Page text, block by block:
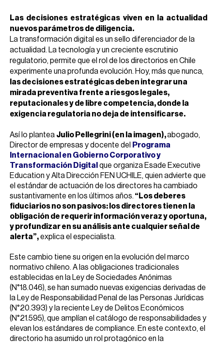
Las decisiones estratégicas viven en la actualidad
nuevos parámetros de diligencia.
La transformación digital es un sello diferenciador de la
actualidad. La tecnología y un creciente escrutinio
regulatorio, permite que el rol de los directorios en Chile
experimente una profunda evolución. Hoy, más que nunca,
las decisiones estratégicas deben integrar una
mirada preventiva frente a riesgos legales,
reputacionales y de libre competencia, donde la
exigencia regulatoria no deja de intensificarse.
Así lo plantea Julio Pellegrini (en la imagen),abogado,
Director de empresas y docente del
Programa
Internacional en Gobierno Corporativo y
Transformación Digital que organiza Esade Executive
Education y Alta Dirección FEN UCHILE, quien advierte que
el estándar de actuación de los directores ha cambiado
sustantivamente en los últimos años. “Los deberes
fiduciarios no son pasivos: los directores tienen la
obligación de requerir información veraz y oportuna,
y profundizar en su análisis ante cualquier señal de
alerta”,explica el especialista.
Este cambio tiene su origen en la evolución del marco
normativo chileno. A las obligaciones tradicionales
establecidas en la Ley de Sociedades Anónimas
(N°18.046), se han sumado nuevas exigencias derivadas de
la Ley de Responsabilidad Penal de las Personas Jurídicas
(N°20.393) y la reciente Ley de Delitos Económicos
(N°21.595), que amplían el catálogo de responsabilidades y
elevan los estándares de compliance. En este contexto, el
directorio ha asumido un rol protagónico en la